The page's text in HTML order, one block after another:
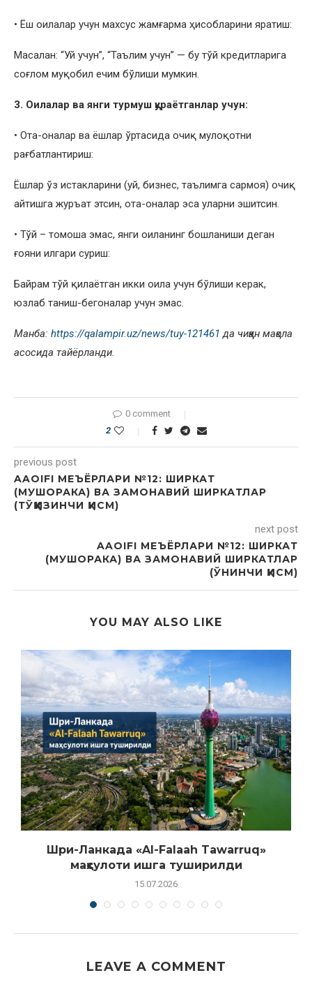
• Ёш оилалар учун махсус жамғарма ҳисобларини яратиш:
Масалан: “Уй учун”, “Таълим учун” — бу тўй кредитларига
соғлом муқобил ечим бўлиши мумкин.
3. Оилалар ва янги турмуш қураётганлар учун:
• Ота-оналар ва ёшлар ўртасида очиқ мулоқотни
рағбатлантириш:
Ёшлар ўз истакларини (уй, бизнес, таълимга сармоя) очиқ
айтишга журъат этсин, ота-оналар эса уларни эшитсин.
• Тўй – томоша эмас, янги оиланинг бошланиши деган
ғояни илгари суриш:
Байрам тўй қилаётган икки оила учун бўлиши керак,
юзлаб таниш-бегоналар учун эмас.
Манба: https://qalampir.uz/news/tuy-121461 да чиққан мақола
асосида тайёрланди.
0 comment
2
previous post
AAOIFI МЕЪЁРЛАРИ №12: ШИРКАТ
(МУШОРАКА) ВА ЗАМОНАВИЙ ШИРКАТЛАР
(ТЎҚҚИЗИНЧИ ҚИСМ)
next post
AAOIFI МЕЪЁРЛАРИ №12: ШИРКАТ
(МУШОРАКА) ВА ЗАМОНАВИЙ ШИРКАТЛАР
(ЎНИНЧИ ҚИСМ)
YOU MAY ALSO LIKE
Шри-Ланкада «Al-Falaah Tawarruq»
маҳсулоти ишга туширилди
15.07.2026
LEAVE A COMMENT